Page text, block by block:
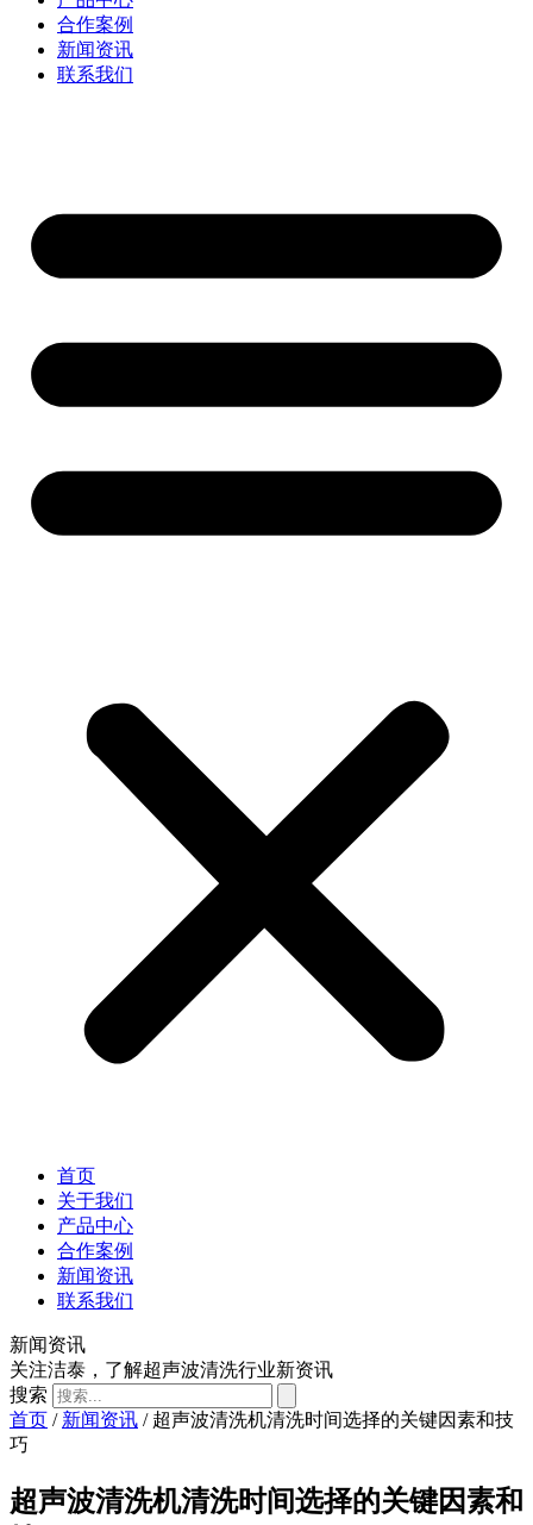
合作案例
新闻资讯
联系我们
首页
关于我们
产品中心
合作案例
新闻资讯
联系我们
新闻资讯
关注洁泰，了解超声波清洗行业新资讯
搜索
首页 / 新闻资讯 / 超声波清洗机清洗时间选择的关键因素和技
巧
超声波清洗机清洗时间选择的关键因素和